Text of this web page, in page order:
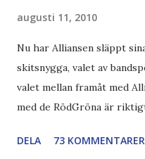
augusti 11, 2010
Nu har Alliansen släppt
skitsnygga, valet av
valet mellan framåt med
med de RödGröna är
Piratpartiet FRA-lagen
DELA 73 KOMMENTARER